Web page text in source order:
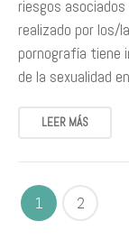
riesgos
realizado por los/
pornografía tiene
de la sexualidad
LEER MÁS
1 2